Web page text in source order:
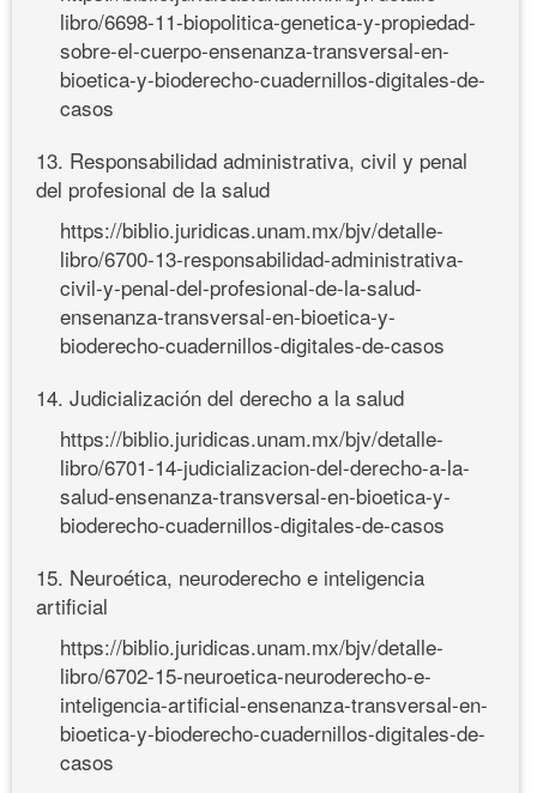
libro/6698-11-biopolitica-genetica-y-propiedad-
sobre-el-cuerpo-ensenanza-transversal-en-
bioetica-y-bioderecho-cuadernillos-digitales-de-
casos
13. Responsabilidad administrativa, civil y penal
del profesional de la salud
https://biblio.juridicas.unam.mx/bjv/detalle-
libro/6700-13-responsabilidad-administrativa-
civil-y-penal-del-profesional-de-la-salud-
ensenanza-transversal-en-bioetica-y-
bioderecho-cuadernillos-digitales-de-casos
14. Judicialización del derecho a la salud
https://biblio.juridicas.unam.mx/bjv/detalle-
libro/6701-14-judicializacion-del-derecho-a-la-
salud-ensenanza-transversal-en-bioetica-y-
bioderecho-cuadernillos-digitales-de-casos
15. Neuroética, neuroderecho e inteligencia
artificial
https://biblio.juridicas.unam.mx/bjv/detalle-
libro/6702-15-neuroetica-neuroderecho-e-
inteligencia-artificial-ensenanza-transversal-en-
bioetica-y-bioderecho-cuadernillos-digitales-de-
casos